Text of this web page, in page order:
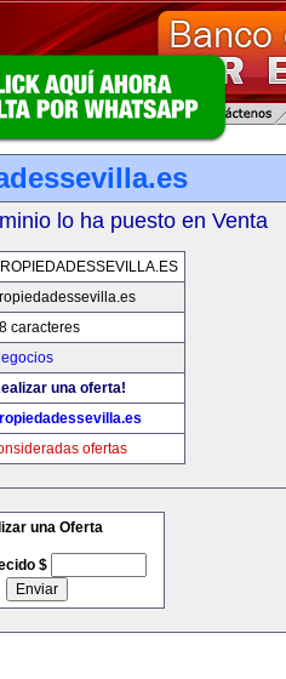
lo ha puesto en Venta
caracteres
una oferta!
ofertas
una Oferta
$